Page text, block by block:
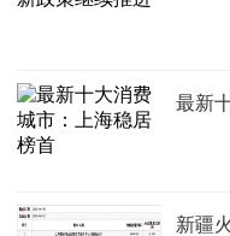
最新
新疆